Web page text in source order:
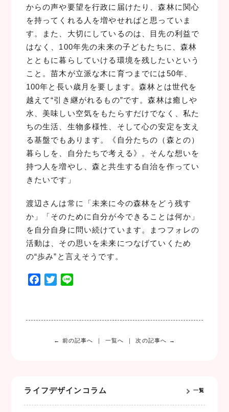
からの声や要望を行政に届けたり、森林に関心
を持ってくれる人を増やせればと思っていま
す。また、大切にしているのは、目先の利益で
はなく、100年先の未来の子どもたちに、森林
とともに暮らしていける環境を残したいという
こと。苗木が立派な木に育つまでには50年、
100年と長い歳月を要します。森林とは世代を
越えて“引き継がれるもの”です。森林は癒しや
水、美味しい空気をもたらすだけでなく、私た
ちの生活、生物多様性、そして心の安定を支え
る基盤でもあります。《自分たちの（森との）
暮らしを、自分たちで考える》。そんな想いを
持つ人を増やし、森と共生する自治を作ってい
きたいです」
渡辺さんは常に「未来に今の森林をどう残す
か」「そのために自分が今できることは何か」
を自分自身に問い続けています。まつフォレの
活動は、その思いを未来につなげていくため
の“歩み”と言えそうです。
e
← 前の記事へ 一覧へ 次の記事へ →
ライフデザインコラム 一覧